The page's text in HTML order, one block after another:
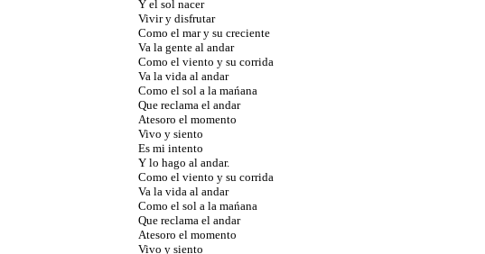
Y el sol nacer
Vivir y disfrutar
Como el mar y su creciente
Va la gente al andar
Como el viento y su corrida
Va la vida al andar
Como el sol a la mańana
Que reclama el andar
Atesoro el momento
Vivo y siento
Es mi intento
Y lo hago al andar.
Como el viento y su corrida
Va la vida al andar
Como el sol a la mańana
Que reclama el andar
Atesoro el momento
Vivo y siento